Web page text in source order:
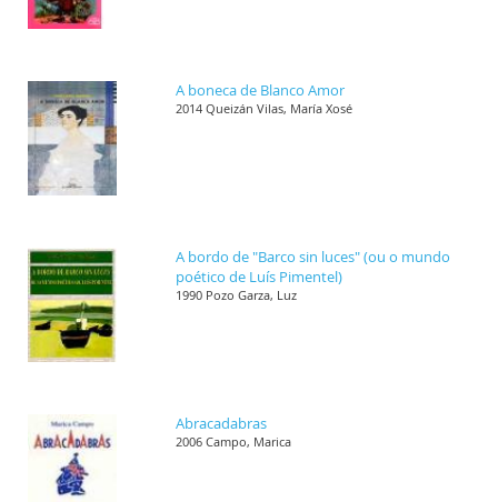
A boneca de Blanco Amor
2014 Queizán Vilas, María Xosé
A bordo de "Barco sin luces" (ou o mundo
poético de Luís Pimentel)
1990 Pozo Garza, Luz
Abracadabras
2006 Campo, Marica